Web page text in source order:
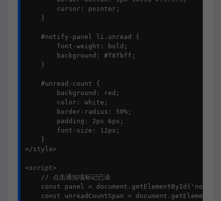
        cursor: pointer;
    }
    #notify-panel li.unread {
        font-weight: bold;
        background: #f8fbff;
    }
    #unread-count {
        background: red;
        color: white;
        border-radius: 50%;
        padding: 2px 6px;
        font-size: 12px;
    }
</style>
<script>
    // 点击通知项标记已读
const panel =
const unreadCountSpan =